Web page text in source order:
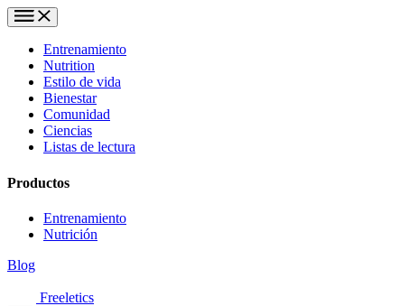
Entrenamiento
Nutrition
Estilo de vida
Bienestar
Comunidad
Ciencias
Listas de lectura
Productos
Entrenamiento
Nutrición
Blog
Freeletics